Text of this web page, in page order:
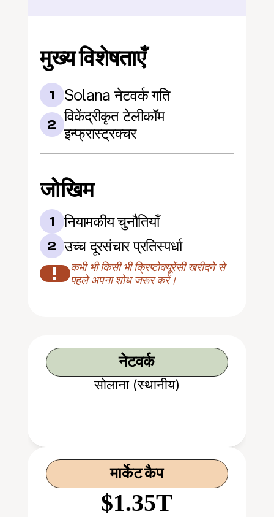
मुख्य विशेषताएँ
1 Solana नेटवर्क गति
2 विकेंद्रीकृत टेलीकॉम
इन्फ्रास्ट्रक्चर
जोखिम
1 नियामकीय चुनौतियाँ
2 उच्च दूरसंचार प्रतिस्पर्धा
!
कभी भी किसी भी क्रिप्टोक्यूरेंसी खरीदने से
पहले अपना शोध जरूर करें।
नेटवर्क
सोलाना (स्थानीय)
मार्केट कैप
$1.35T